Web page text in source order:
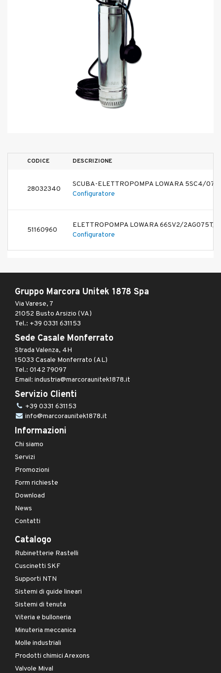
CODICE DESCRIZIONE
28032340
SCUBA-ELETTROPOMPA LOWARA 5SC4/07/
Configuratore
51160960
ELETTROPOMPA LOWARA 66SV2/2AG075T/D
Configuratore
Gruppo Marcora Unitek 1878 Spa
Via Varese, 7
21052 Busto Arsizio (VA)
Tel.: +39 0331 631153
Sede Casale Monferrato
Strada Valenza, 4H
15033 Casale Monferrato (AL)
Tel.: 0142 79097
Email: industria@marcoraunitek1878.it
Servizio Clienti
+39 0331 631153
info@marcoraunitek1878.it
Informazioni
Chi siamo
Servizi
Promozioni
Form richieste
Download
News
Contatti
Catalogo
Rubinetterie Rastelli
Cuscinetti SKF
Supporti NTN
Sistemi di guide lineari
Sistemi di tenuta
Viteria e bulloneria
Minuteria meccanica
Molle industriali
Prodotti chimici Arexons
Valvole Mival